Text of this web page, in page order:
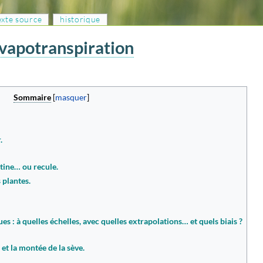
Sommaire
ou recule.
: à quelles échelles, avec quelles extrapolations… et quels biais ?
la montée de la sève.
source historique